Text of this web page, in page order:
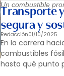
Un combustible
Transporte
segura y
Redacción01/10/2025
En la carrera
combustibles
hasta qué punto